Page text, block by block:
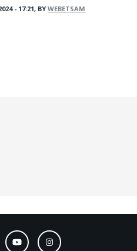
- 17:21, BYWEBETSAM